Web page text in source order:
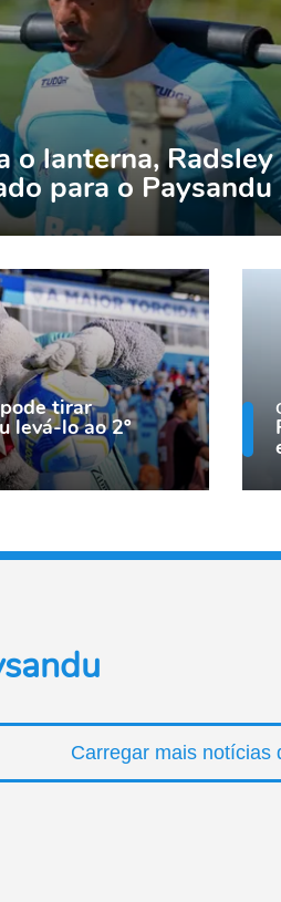
o lanterna,
para o Paysandu
tirar
levá-lo ao 2º
Carregar mais notícias